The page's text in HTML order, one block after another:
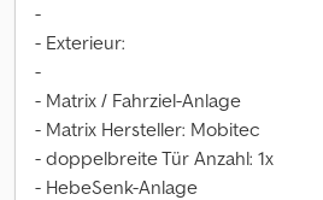
-
- Exterieur:
-
- Matrix / Fahrziel-Anlage
- Matrix Hersteller: Mobitec
- doppelbreite Tür Anzahl: 1x
- HebeSenk-Anlage